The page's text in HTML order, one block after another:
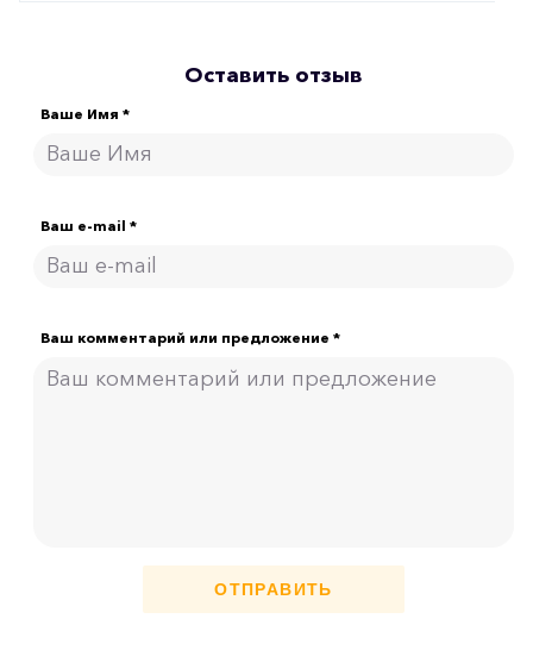
Оставить отзыв
Ваше Имя *
Ваш e-mail *
Ваш комментарий или предложение *
ОТПРАВИТЬ